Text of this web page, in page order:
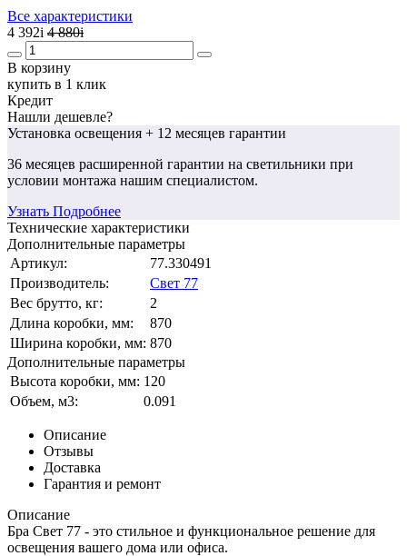
Все характеристики
4 392i 4 880i
В корзину
купить в 1 клик
Кредит
Нашли дешевле?
Установка освещения + 12 месяцев гарантии
36 месяцев расширенной гарантии на светильники при
условии монтажа нашим специалистом.
Узнать Подробнее
Технические характеристики
Дополнительные параметры
Артикул:
77.330491
Производитель:
Свет 77
Вес брутто, кг:
2
Длина коробки, мм:
870
Ширина коробки, мм: 870
Дополнительные параметры
Высота коробки, мм: 120
Объем, м3:
0.091
Описание
Отзывы
Доставка
Гарантия и ремонт
Описание
Бра Свет 77 - это стильное и функциональное решение для
освещения вашего дома или офиса.